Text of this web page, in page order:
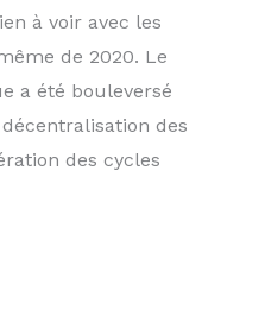
à voir avec les
de 2020. Le
a été bouleversé
des
des cycles